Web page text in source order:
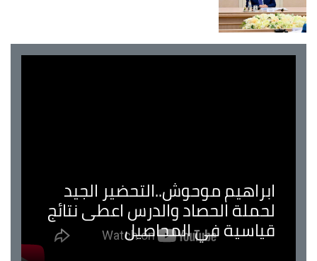
ابراهيم موحوش..التحضير الجيد
لحملة الحصاد والدرس اعطى نتائج
قياسية في المحاصيل